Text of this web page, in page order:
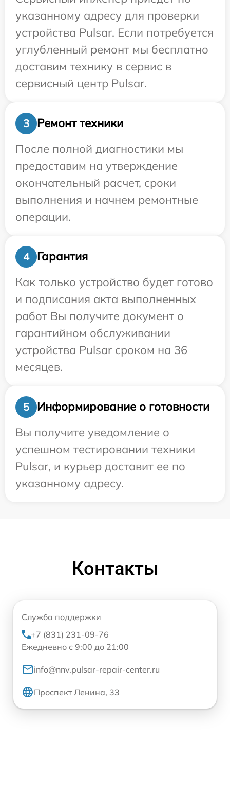
указанному адресу для проверки
устройства Pulsar. Если потребуется
углубленный ремонт мы бесплатно
доставим технику в сервис в
сервисный центр Pulsar.
3
Ремонт техники
После полной диагностики мы
предоставим на утверждение
окончательный расчет, сроки
выполнения и начнем ремонтные
операции.
4
Гарантия
Как только устройство будет готово
и подписания акта выполненных
работ Вы получите документ о
гарантийном обслуживании
устройства Pulsar сроком на 36
месяцев.
5
Информирование о готовности
Вы получите уведомление о
успешном тестировании техники
Pulsar, и курьер доставит ее по
указанному адресу.
Контакты
Служба поддержки
+7 (831) 231-09-76
Ежедневно с 9:00 до 21:00
info@nnv.pulsar-repair-center.ru
Проспект Ленина, 33